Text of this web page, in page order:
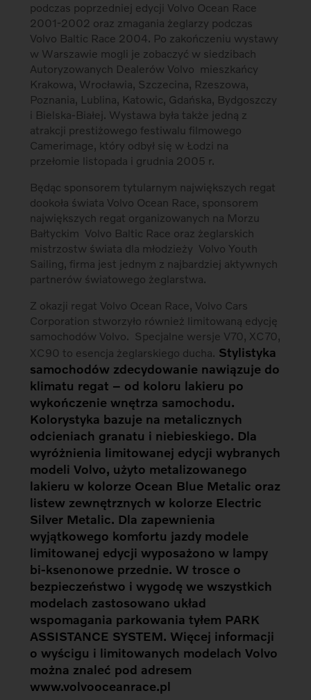
podczas poprzedniej edycji Volvo Ocean Race
2001-2002 oraz zmagania żeglarzy podczas
Volvo Baltic Race 2004. Po zakończeniu wystawy
w Warszawie mogli je zobaczyć w siedzibach
Autoryzowanych Dealerów Volvo mieszkańcy
Krakowa, Wrocławia, Szczecina, Rzeszowa,
Poznania, Lublina, Katowic, Gdańska, Bydgoszczy
i Bielska-Białej. Wystawa była także jedną z
atrakcji prestiżowego festiwalu filmowego
Camerimage, który odbył się w Łodzi na
przełomie listopada i grudnia 2005 r.
Będąc sponsorem tytularnym największych regat
dookoła świata Volvo Ocean Race, sponsorem
największych regat organizowanych na Morzu
Bałtyckim  Volvo Baltic Race oraz żeglarskich
mistrzostw świata dla młodzieży  Volvo Youth
Sailing, firma jest jednym z najbardziej aktywnych
partnerów światowego żeglarstwa.
Z okazji regat Volvo Ocean Race, Volvo Cars
Corporation stworzyło również limitowaną edycję
samochodów Volvo. Specjalne wersje V70, XC70,
XC90 to esencja żeglarskiego ducha. Stylistyka
samochodów zdecydowanie nawiązuje do
klimatu regat – od koloru lakieru po
wykończenie wnętrza samochodu.
Kolorystyka bazuje na metalicznych
odcieniach granatu i niebieskiego. Dla
wyróżnienia limitowanej edycji wybranych
modeli Volvo, użyto metalizowanego
lakieru w kolorze Ocean Blue Metalic oraz
listew zewnętrznych w kolorze Electric
Silver Metalic. Dla zapewnienia
wyjątkowego komfortu jazdy modele
limitowanej edycji wyposażono w lampy
bi-ksenonowe przednie. W trosce o
bezpieczeństwo i wygodę we wszystkich
modelach zastosowano układ
wspomagania parkowania tyłem PARK
ASSISTANCE SYSTEM. Więcej informacji
o wyścigu i limitowanych modelach Volvo
można znaleć pod adresem
www.volvooceanrace.pl